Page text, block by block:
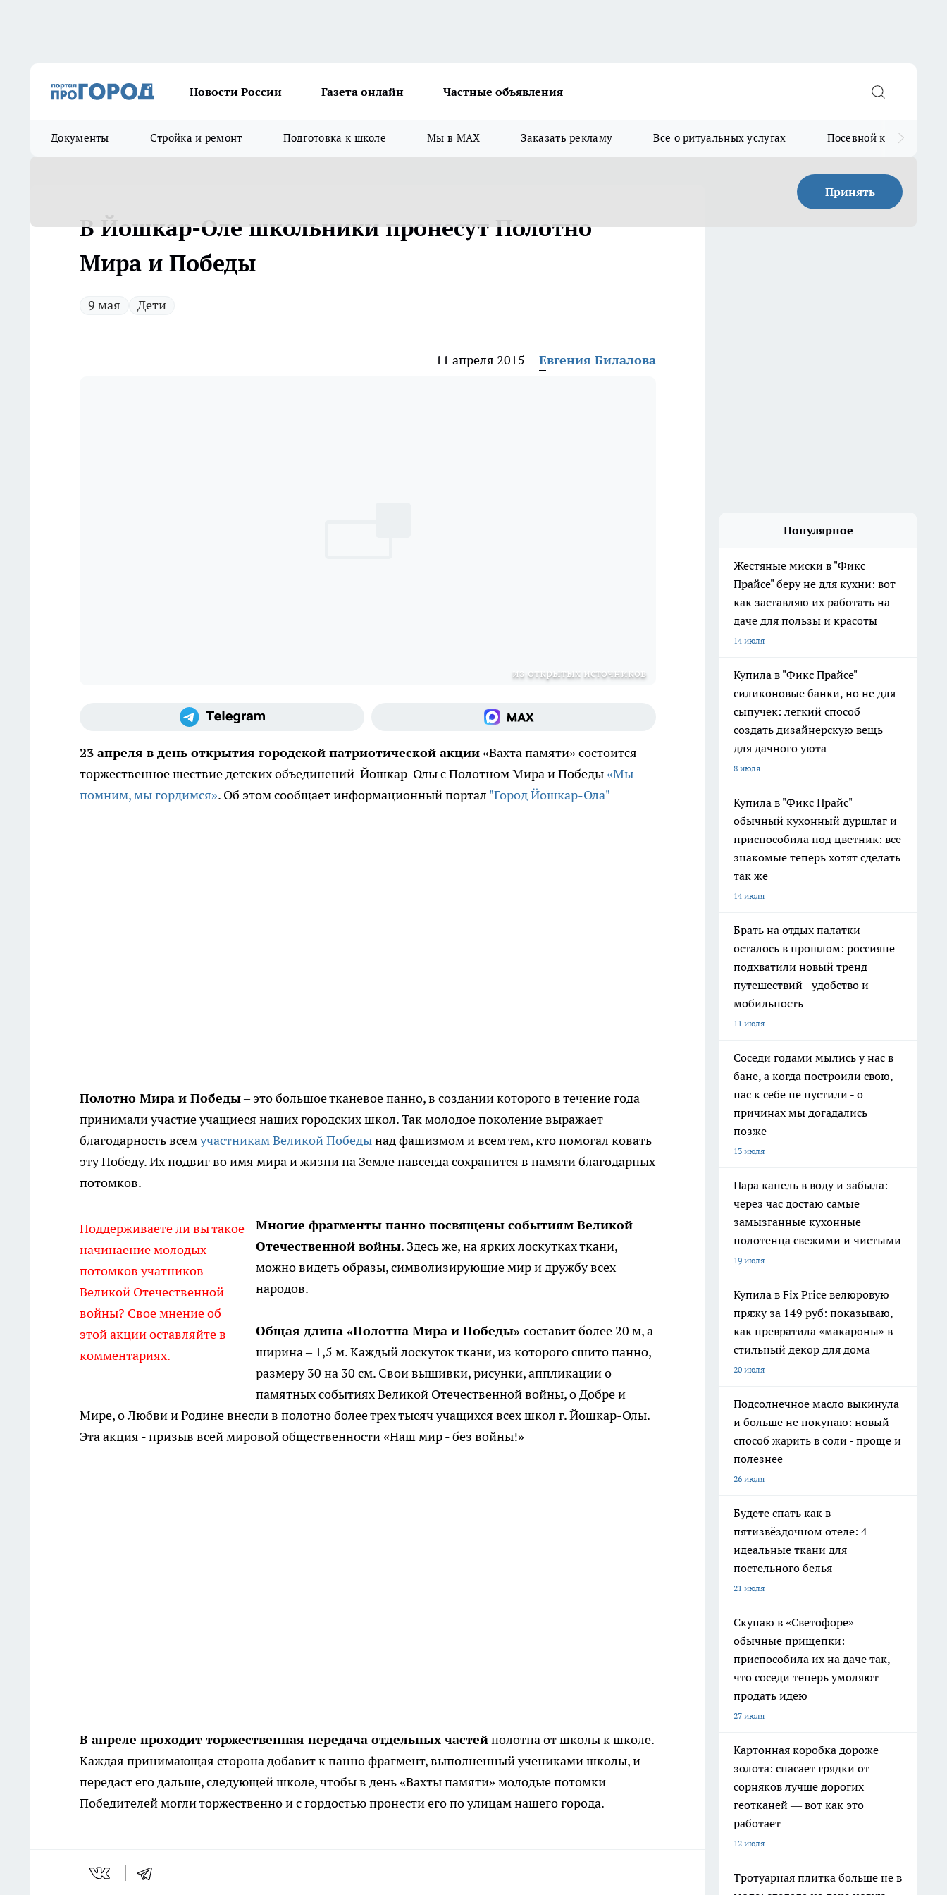
Новости России Газета онлайн Частные объявления
Документы Стройка и ремонт Подготовка к школе Мы в MAX Заказать рекламу Все о ритуальных услугах Посевной календарь
Принять
В Йошкар-Оле школьники пронесут Полотно
Мира и Победы
9 мая Дети
11 апреля 2015 Евгения Билалова
из открытых источников
23 апреля в день открытия городской патриотической акции «Вахта памяти» состоится
торжественное шествие детских объединений Йошкар-Олы с Полотном Мира и Победы «Мы
помним, мы гордимся». Об этом сообщает информационный портал "Город Йошкар-Ола"
Полотно Мира и Победы– это большое тканевое панно, в создании которого в течение года
принимали участие учащиеся наших городских школ. Так молодое поколение выражает
благодарность всемучастникам Великой Победынад фашизмом и всем тем, кто помогал ковать
эту Победу. Их подвиг во имя мира и жизни на Земле навсегда сохранится в памяти благодарных
потомков.
Поддерживаете ли вы такое
начинаение молодых
потомков учатников
Великой Отечественной
войны? Свое мнение об
этой акции оставляйте в
комментариях.
Многие фрагменты панно посвящены событиям Великой
Отечественной войны. Здесь же, на ярких лоскутках ткани,
можно видеть образы, символизирующие мир и дружбу всех
народов.
Общая длина «Полотна Мира и Победы» составит более 20 м, а
ширина – 1,5 м. Каждый лоскуток ткани, из которого сшито панно,
размеру 30 на 30 см. Свои вышивки, рисунки, аппликации о
памятных событиях Великой Отечественной войны, о Добре и
Мире, о Любви и Родине внесли в полотно более трех тысяч учащихся всех школ г. Йошкар-Олы.
Эта акция - призыв всей мировой общественности «Наш мир - без войны!»
В апреле проходит торжественная передача отдельных частейполотна от школы к школе.
Каждая принимающая сторона добавит к панно фрагмент, выполненный учениками школы, и
передаст его дальше, следующей школе, чтобы в день «Вахты памяти» молодые потомки
Победителей могли торжественно и с гордостью пронести его по улицам нашего города.
Популярное
Жестяные миски в "Фикс
Прайсе" беру не для кухни: вот
как заставляю их работать на
даче для пользы и красоты
14 июля
Купила в "Фикс Прайсе"
силиконовые банки, но не для
сыпучек: легкий способ
создать дизайнерскую вещь
для дачного уюта
8 июля
Купила в "Фикс Прайс"
обычный кухонный дуршлаг и
приспособила под цветник: все
знакомые теперь хотят сделать
так же
14 июля
Брать на отдых палатки
осталось в прошлом: россияне
подхватили новый тренд
путешествий - удобство и
мобильность
11 июля
Соседи годами мылись у нас в
бане, а когда построили свою,
нас к себе не пустили - о
причинах мы догадались
позже
13 июля
Пара капель в воду и забыла:
через час достаю самые
замызганные кухонные
полотенца свежими и чистыми
19 июля
Купила в Fix Price велюровую
пряжу за 149 руб: показываю,
как превратила «макароны» в
стильный декор для дома
20 июля
Подсолнечное масло выкинула
и больше не покупаю: новый
способ жарить в соли - проще и
полезнее
26 июля
Будете спать как в
пятизвёздочном отеле: 4
идеальные ткани для
постельного белья
21 июля
Скупаю в «Светофоре»
обычные прищепки:
приспособила их на даче так,
что соседи теперь умоляют
продать идею
27 июля
Картонная коробка дороже
золота: спасает грядки от
сорняков лучше дорогих
геотканей — вот как это
работает
12 июля
Тротуарная плитка больше не в